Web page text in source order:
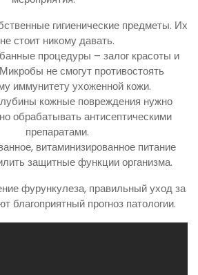
гигиенические предметы. Их
не стоит никому давать.
процедуры – залог красоты и
не смогут противостоять
иммунитету ухоженной кожи.
кожные повреждения нужно
обрабатывать антисептическими
препаратами.
витаминизированное питание
защитные функции организма.
фурункулеза, правильный уход за
благоприятный прогноз патологии.